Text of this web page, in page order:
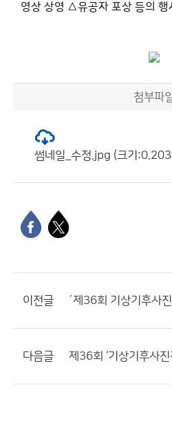
영상 상영 △유공자 포상 등의
첨부파
썸네일_수정.jpg (크기
이전글 ´제36회 기상기후사
다음글 제36회 ‘기상기후사진